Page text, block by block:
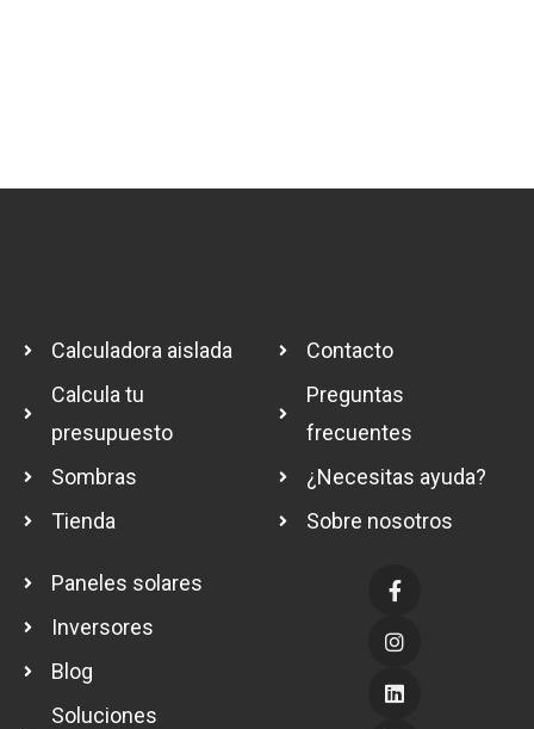
Calculadora aislada
Calcula tu
presupuesto
Sombras
Tienda
Paneles solares
Inversores
Blog
Soluciones
Contacto
Preguntas
frecuentes
¿Necesitas ayuda?
Sobre nosotros